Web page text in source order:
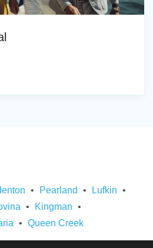
Pearland
Lufkin
Kingman
Queen Creek